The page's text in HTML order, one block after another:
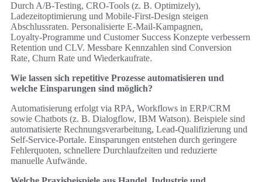
Durch A/B‑Testing, CRO‑Tools (z. B. Optimizely),
Ladezeitoptimierung und Mobile‑First-Design steigen
Abschlussraten. Personalisierte E‑Mail‑Kampagnen,
Loyalty‑Programme und Customer Success Konzepte verbessern
Retention und CLV. Messbare Kennzahlen sind Conversion
Rate, Churn Rate und Wiederkaufrate.
Wie lassen sich repetitive Prozesse automatisieren und
welche Einsparungen sind möglich?
Automatisierung erfolgt via RPA, Workflows in ERP/CRM
sowie Chatbots (z. B. Dialogflow, IBM Watson). Beispiele sind
automatisierte Rechnungsverarbeitung, Lead-Qualifizierung und
Self‑Service-Portale. Einsparungen entstehen durch geringere
Fehlerquoten, schnellere Durchlaufzeiten und reduzierte
manuelle Aufwände.